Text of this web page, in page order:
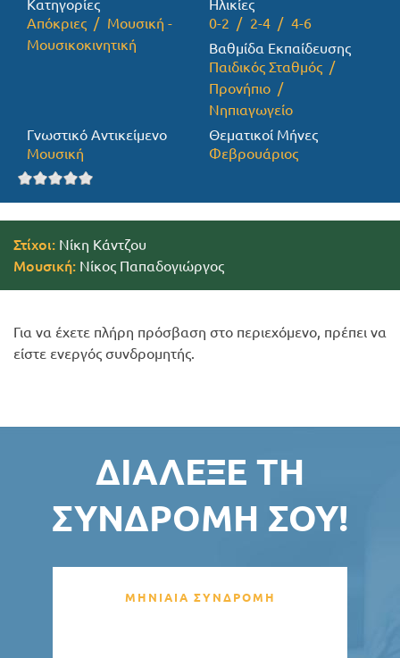
Προσφορές
Κατηγορίες
Απόκριες
Μουσική -
Μουσικοκινητική
Ηλικίες
0-2
2-4
4-6
Βαθμίδα Εκπαίδευσης
Παιδικός Σταθμός
Προνήπιο
Νηπιαγωγείο
Γνωστικό Αντικείμενο
Μουσική
Θεματικοί Μήνες
Φεβρουάριος
Στίχοι: Νίκη Κάντζου
Μουσική: Νίκος Παπαδογιώργος
Για να έχετε πλήρη πρόσβαση στο περιεχόμενο, πρέπει να
είστε ενεργός συνδρομητής.
ΔΙΆΛΕΞΕ ΤΗ
ΣΥΝΔΡΟΜΉ ΣΟΥ!
ΜΗΝΙΑΙΑ ΣΥΝΔΡΟΜΗ